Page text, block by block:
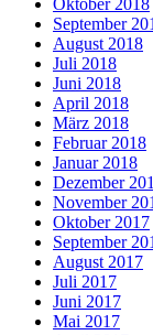
Oktober 2018
September
August 2018
Juli 2018
Juni 2018
April 2018
März 2018
Februar 2018
Januar 2018
Dezember
November
Oktober 2017
September
August 2017
Juli 2017
Juni 2017
Mai 2017